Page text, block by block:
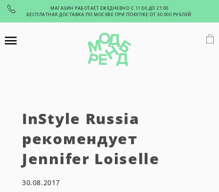
МАГАЗИН РАБОТАЕТ ЕЖЕДНЕВНО С 11:00 ДО 21:00
БЕСПЛАТНАЯ ДОСТАВКА ПО МОСКВЕ ПРИ ПОКУПКЕ ОТ 30 000 РУБЛЕЙ
InStyle Russia
рекомендует
Jennifer Loiselle
30.08.2017